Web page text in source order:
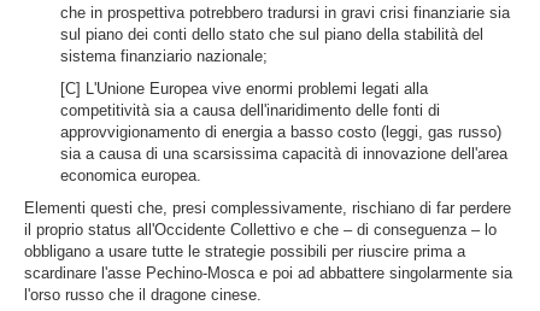
che in prospettiva potrebbero tradursi in gravi crisi finanziarie sia
sul piano dei conti dello stato che sul piano della stabilità del
sistema finanziario nazionale;
[C] L'Unione Europea vive enormi problemi legati alla
competitività sia a causa dell'inaridimento delle fonti di
approvvigionamento di energia a basso costo (leggi, gas russo)
sia a causa di una scarsissima capacità di innovazione dell'area
economica europea.
Elementi questi che, presi complessivamente, rischiano di far perdere
il proprio status all'Occidente Collettivo e che – di conseguenza – lo
obbligano a usare tutte le strategie possibili per riuscire prima a
scardinare l'asse Pechino-Mosca e poi ad abbattere singolarmente sia
l'orso russo che il dragone cinese.